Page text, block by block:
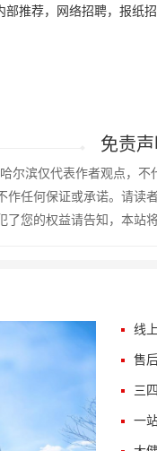
推荐，网络招聘，报纸
免责
尔滨仅代表作者观点，
作任何保证或承诺。请读
了您的权益请告知，本站